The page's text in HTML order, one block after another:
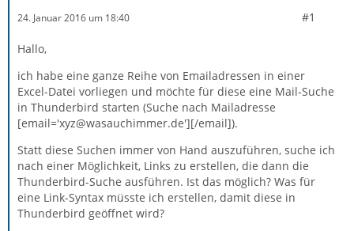
24. Januar 2016 um 18:40 #1
Hallo,
ich habe eine ganze Reihe von Emailadressen in einer
Excel-Datei vorliegen und möchte für diese eine Mail-Suche
in Thunderbird starten (Suche nach Mailadresse
[email='xyz@wasauchimmer.de'][/email]).
Statt diese Suchen immer von Hand auszuführen, suche ich
nach einer Möglichkeit, Links zu erstellen, die dann die
Thunderbird-Suche ausführen. Ist das möglich? Was für
eine Link-Syntax müsste ich erstellen, damit diese in
Thunderbird geöffnet wird?